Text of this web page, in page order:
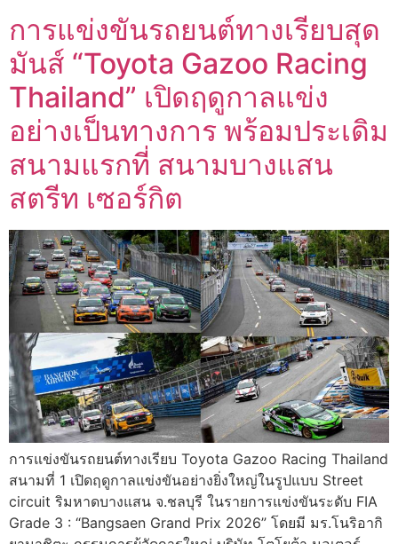
การแข่งขันรถยนต์ทางเรียบสุด
มันส์ “Toyota Gazoo Racing
Thailand” เปิดฤดูกาลแข่ง
อย่างเป็นทางการ พร้อมประเดิม
สนามแรกที่ สนามบางแสน
สตรีท เซอร์กิต
การแข่งขันรถยนต์ทางเรียบ Toyota Gazoo Racing Thailand
สนามที่ 1 เปิดฤดูกาลแข่งขันอย่างยิ่งใหญ่ในรูปแบบ Street
circuit ริมหาดบางแสน จ.ชลบุรี ในรายการแข่งขันระดับ FIA
Grade 3 : “Bangsaen Grand Prix 2026” โดยมี มร.โนริอากิ